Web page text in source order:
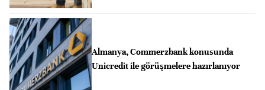
Almanya, Commerzbank konusunda
Unicredit ile görüşmelere hazırlanıyor